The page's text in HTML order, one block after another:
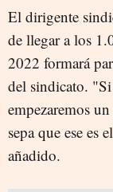
El dirigente
de llegar a los
2022 formará
del sindicato.
empezaremos
sepa que ese es
añadido.